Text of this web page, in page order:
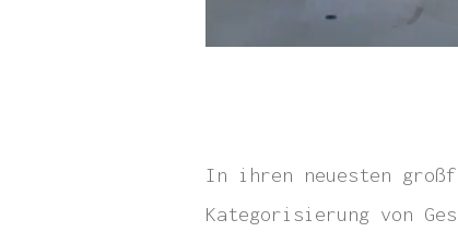
In ihren neuesten
Kategorisierung von